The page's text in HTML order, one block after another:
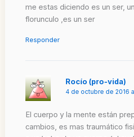
me estas diciendo es un ser,
florunculo ,es un ser
Responder
Rocío (pro-vida)
4 de octubre de 2016
El cuerpo y la mente están
cambios, es mas traumático